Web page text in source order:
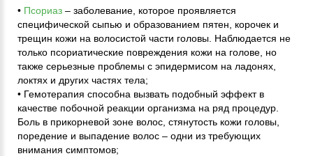
• Псориаз – заболевание, которое проявляется
специфической сыпью и образованием пятен, корочек и
трещин кожи на волосистой части головы. Наблюдается не
только псориатические повреждения кожи на голове, но
также серьезные проблемы с эпидермисом на ладонях,
локтях и других частях тела;
• Гемотерапия способна вызвать подобный эффект в
качестве побочной реакции организма на ряд процедур.
Боль в прикорневой зоне волос, стянутость кожи головы,
поредение и выпадение волос – одни из требующих
внимания симптомов;